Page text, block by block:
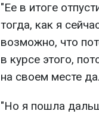
"Ее в итоге
тогда, как я
возможно, что
в курсе этого,
на своем месте
"Но я пошла